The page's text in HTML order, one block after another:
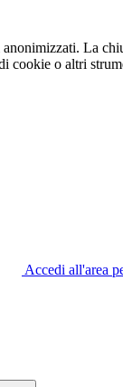
La
cookie o altri
Accedi all'area